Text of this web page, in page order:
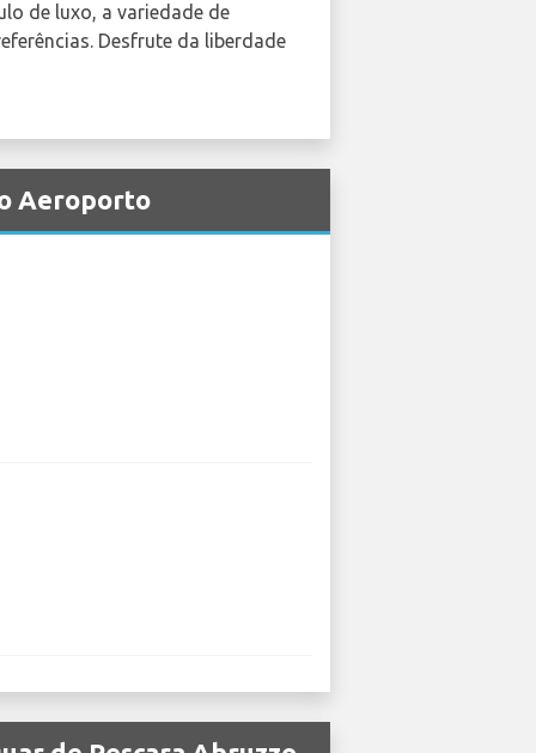
de luxo, a variedade de
Desfrute da liberdade
Aeroporto